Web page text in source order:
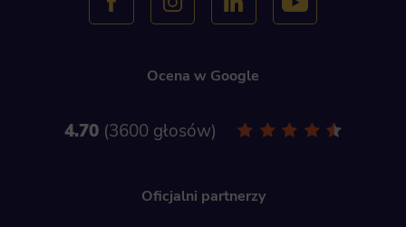
Ocena w Google
4.70 3600 głosów
Oficjalni partnerzy